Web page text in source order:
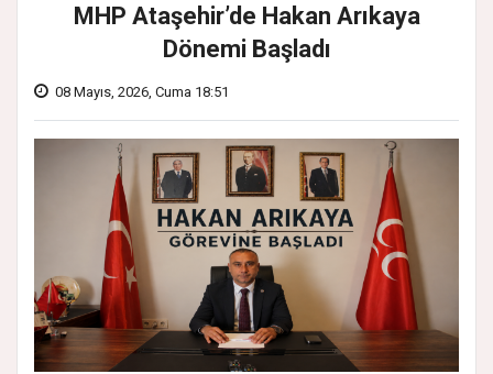
MHP Ataşehir’de Hakan Arıkaya
Dönemi Başladı
08 Mayıs, 2026, Cuma 18:51